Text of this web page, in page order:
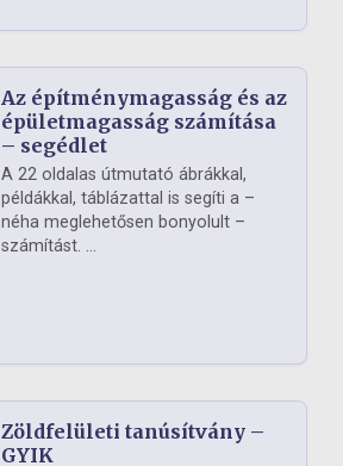
Az építménymagasság és az
épületmagasság számítása
– segédlet
A 22 oldalas útmutató ábrákkal,
példákkal, táblázattal is segíti a –
néha meglehetősen bonyolult –
számítást. ...
Zöldfelületi tanúsítvány –
GYIK